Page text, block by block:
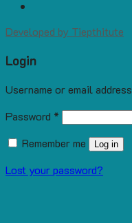
Developed by Tiepthitute
Login
Username or email address
Password *
Remember me
Log in
Lost your password?